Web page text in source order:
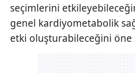
seçimlerini
genel kardiyometabolik
etki oluşturabileceğini öne